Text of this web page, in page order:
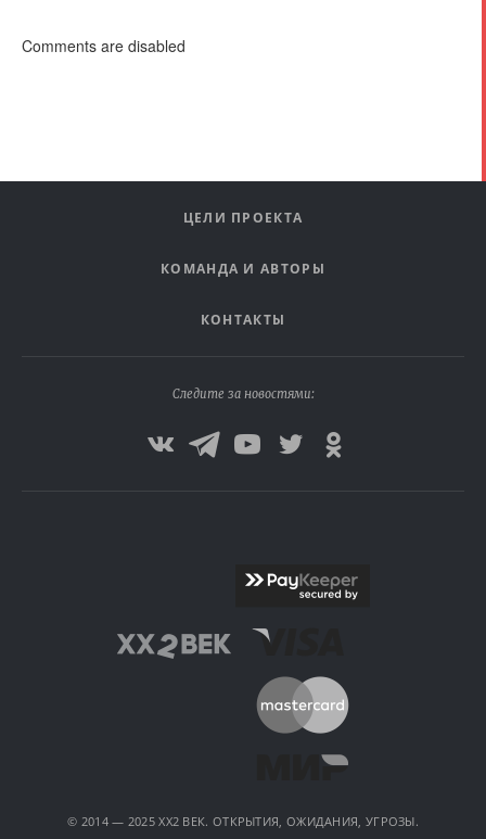
Comments are disabled
ЦЕЛИ ПРОЕКТА
КОМАНДА И АВТОРЫ
КОНТАКТЫ
Следите за новостями:
© 2014 — 2025 XX2 ВЕК. ОТКРЫТИЯ, ОЖИДАНИЯ, УГРОЗЫ.